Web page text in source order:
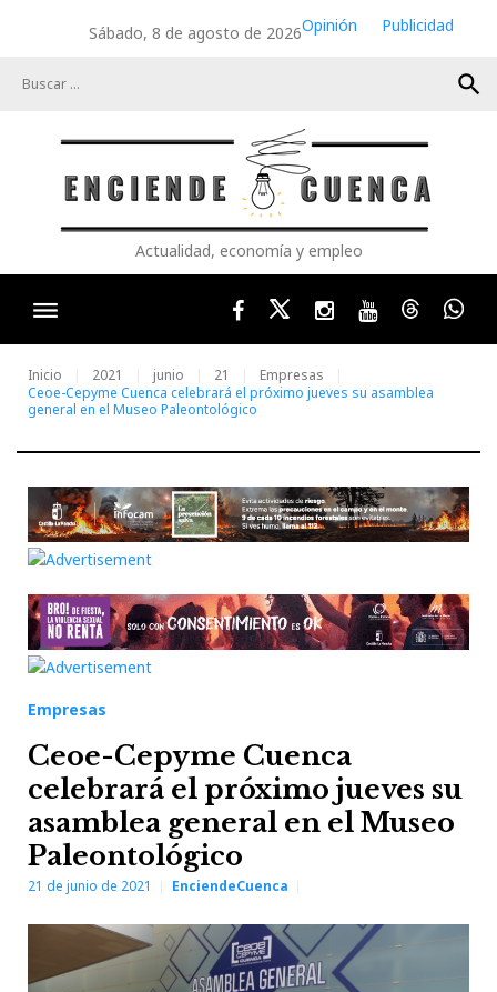
Sábado, 8 de agosto de 2026Opinión
Publicidad
search
Actualidad, economía y empleo
FacebookTwitterInstagram
YoutubeThreads
Inicio 2021 junio 21
Empresas
Ceoe-Cepyme Cuenca celebrará el próximo jueves su asamblea
general en el Museo Paleontológico
Empresas
Ceoe-Cepyme Cuenca
celebrará el próximo jueves su
asamblea general en el Museo
Paleontológico
21 de junio de 2021 EnciendeCuenca